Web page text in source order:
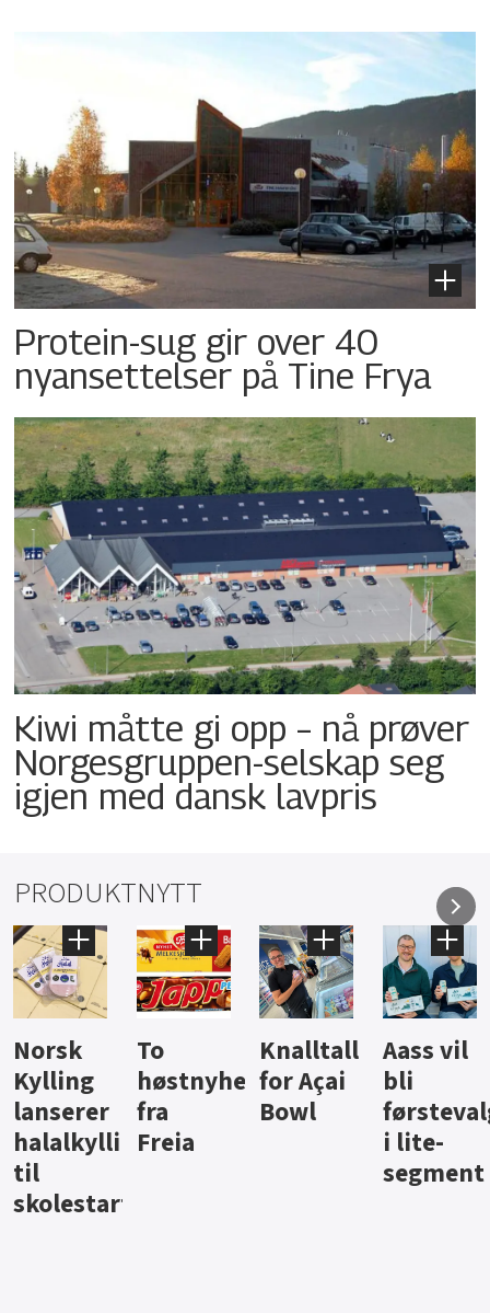
Protein-sug gir over 40
nyansettelser på Tine Frya
Kiwi måtte gi opp – nå prøver
Norgesgruppen-selskap seg
igjen med dansk lavpris
PRODUKTNYTT
Knalltall
for Açai
Bowl
Aass vil
bli
førstevalg
i lite-
Brus og
jus fra
Berentsen
Hard
iste fra
Hansa